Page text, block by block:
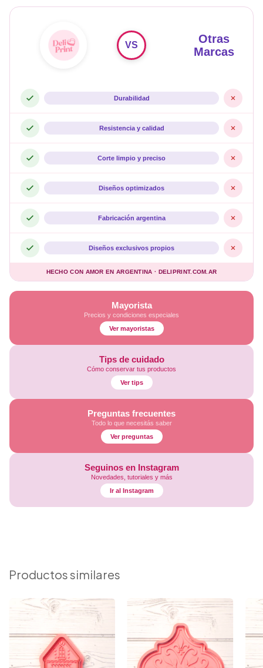
Mayorista
Precios y condiciones especiales
Ver mayoristas
Tips de cuidado
Cómo conservar tus productos
Ver tips
Preguntas frecuentes
Todo lo que necesitás saber
Ver preguntas
Seguinos en Instagram
Novedades, tutoriales y más
Ir al Instagram
Otras
Marcas
VS
Durabilidad
Resistencia y calidad
Corte limpio y preciso
Diseños optimizados
Fabricación argentina
Diseños exclusivos propios
HECHO CON AMOR EN ARGENTINA · DELIPRINT.COM.AR
Productos similares